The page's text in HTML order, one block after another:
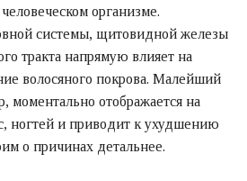
организме.
системы, щитовидной железы
тракта напрямую влияет на
волосяного покрова. Малейший
моментально отображается на
ногтей и приводит к ухудшению
о причинах детальнее.